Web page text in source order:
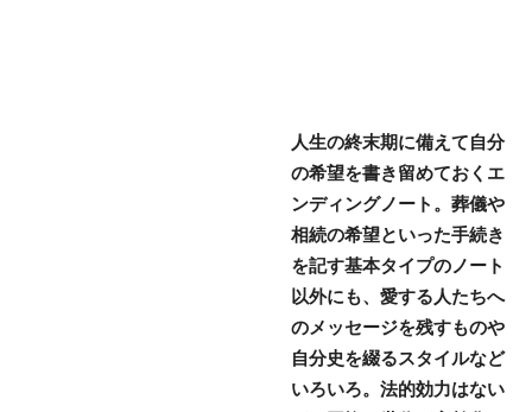
人生の終末期に備えて自分
の希望を書き留めておくエ
ンディングノート。葬儀や
相続の希望といった手続き
を記す基本タイプのノート
以外にも、愛する人たちへ
のメッセージを残すものや
自分史を綴るスタイルなど
いろいろ。法的効力はない